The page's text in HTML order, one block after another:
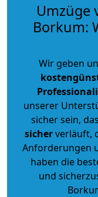
Umzüge
Borkum:
Wir geben
unserer
sicher sein,
sicherverläuft,
Anforderungen
haben die
und